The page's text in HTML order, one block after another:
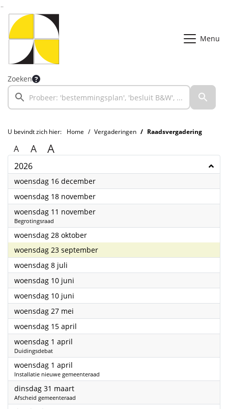
Menu
Zoeken
U bevindt zich hier: Home Vergaderingen Raadsvergadering
A A A
2026
woensdag 16 december2026
woensdag 18 november2026
woensdag 11 november2026
Begrotingsraad
woensdag 28 oktober2026
woensdag 23 september2026
woensdag 8 juli
woensdag 10 juni
woensdag 10 juni
woensdag 27 mei
woensdag 15 april
woensdag 1 april
Duidingsdebat
woensdag 1 april
Installatie nieuwe gemeenteraad
dinsdag 31 maart2026
Afscheid gemeenteraad